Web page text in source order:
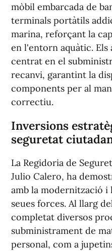
mòbil embarcada de
terminals portàtils
marina, reforçant la
en l'entorn aquàtic. Els
centrat en el
recanvi, garantint la
components per al
correctiu.
Inversions
seguretat
La Regidoria de
Julio Calero, ha
amb la modernització i
seues forces. Al llarg
completat diversos
subministrament de
personal, com a